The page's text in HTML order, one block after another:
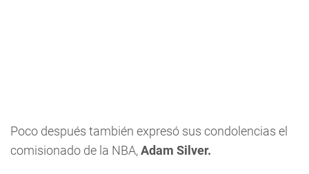
Poco después también expresó sus condolencias el
comisionado de la NBA,Adam Silver.